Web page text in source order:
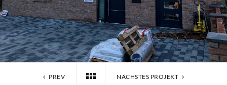
PREV NÄCHSTES PROJEKT